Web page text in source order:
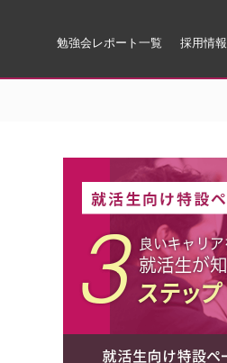
勉強会レポート一覧 採用情報